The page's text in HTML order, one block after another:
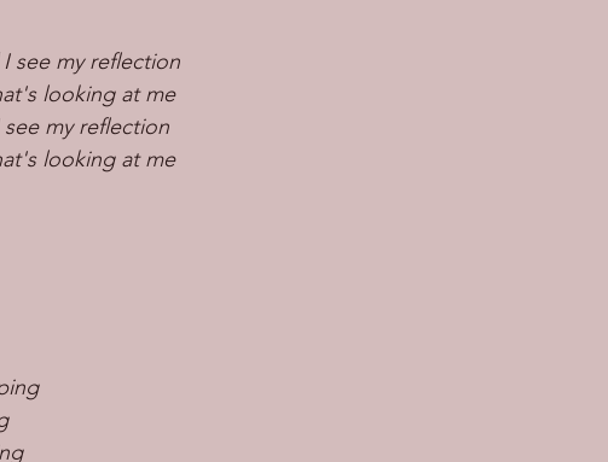
see my reflection
looking at me
my reflection
looking at me